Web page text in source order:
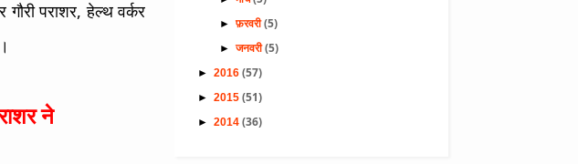
पराशर, हेल्थ वर्कर
ने
►फ़रवरी(5)
►जनवरी(5)
► 2016 (57)
► 2015 (51)
► 2014 (36)